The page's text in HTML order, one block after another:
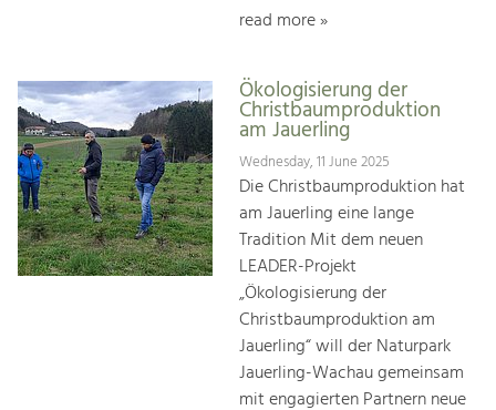
read more »
Ökologisierung der
Christbaumproduktion
am Jauerling
Wednesday, 11 June 2025
Die Christbaumproduktion hat
am Jauerling eine lange
Tradition Mit dem neuen
LEADER-Projekt
„Ökologisierung der
Christbaumproduktion am
Jauerling“ will der Naturpark
Jauerling-Wachau gemeinsam
mit engagierten Partnern neue